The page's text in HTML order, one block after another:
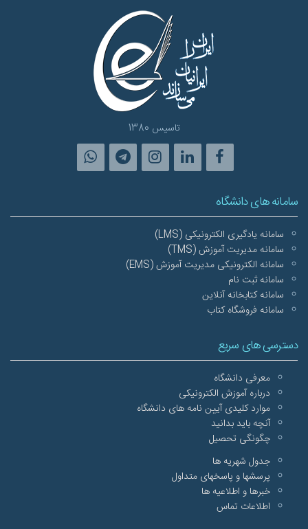
تاسیس 1380
سامانه های دانشگاه
سامانه یادگیری الکترونیکی (LMS)
سامانه مدیریت آموزش (TMS)
سامانه الکترونيکی مدیریت آموزش (EMS)
سامانه ثبت نام
سامانه کتابخانه آنلاین
سامانه فروشگاه کتاب
دسترسی های سریع
معرفی دانشگاه
درباره آموزش الکترونیکی
موارد کلیدی آیین نامه های دانشگاه
آنچه باید بدانید
چگونگی تحصیل
جدول شهریه ها
پرسشها و پاسخهای متداول
خبرها و اطلاعیه ها
اطلاعات تماس